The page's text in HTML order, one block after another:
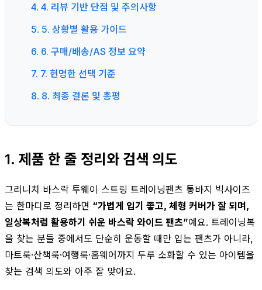
4. 4. 리뷰 기반 단점 및 주의사항
5. 5. 상황별 활용 가이드
6. 6. 구매/배송/AS 정보 요약
7. 7. 현명한 선택 기준
8. 8. 최종 결론 및 총평
1. 제품 한 줄 정리와 검색 의도
그리니치 바스락 투웨이 스트링 트레이닝팬츠 통바지 빅사이즈
는 한마디로 정리하면 “가볍게 입기 좋고, 체형 커버가 잘 되며,
일상복처럼 활용하기 쉬운 바스락 와이드 팬츠”예요. 트레이닝복
을 찾는 분들 중에서도 단순히 운동할 때만 입는 팬츠가 아니라,
마트룩·산책룩·여행룩·홈웨어까지 두루 소화할 수 있는 아이템을
찾는 검색 의도와 아주 잘 맞아요.